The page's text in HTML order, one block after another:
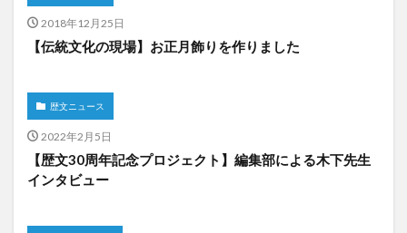
2018年12月25日
【伝統文化の現場】お正月飾りを作りました
歴文ニュース
2022年2月5日
【歴文30周年記念プロジェクト】編集部による木下先生
インタビュー